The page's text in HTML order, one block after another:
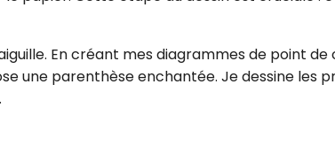
En créant mes diagrammes de point
une parenthèse enchantée. Je dessine les